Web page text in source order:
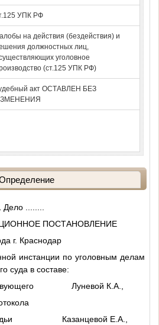
УПК РФ
на действия (бездействия) и
должностных лиц,
уголовное
(ст.125 УПК РФ)
акт ОСТАВЛЕН БЕЗ
Дело
ПОСТАНОВЛЕНИЕ
г. Краснодар
инстанции по уголовным делам
суда в составе:
Луневой К.А.,
Казанцевой Е.А.,